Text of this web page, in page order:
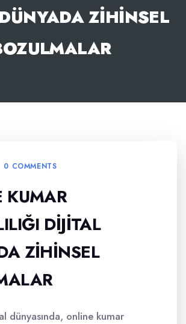
ZIHINSEL
0 COMMENTS
KUMAR
DIJITAL
ZIHINSEL
dünyasında, online kumar